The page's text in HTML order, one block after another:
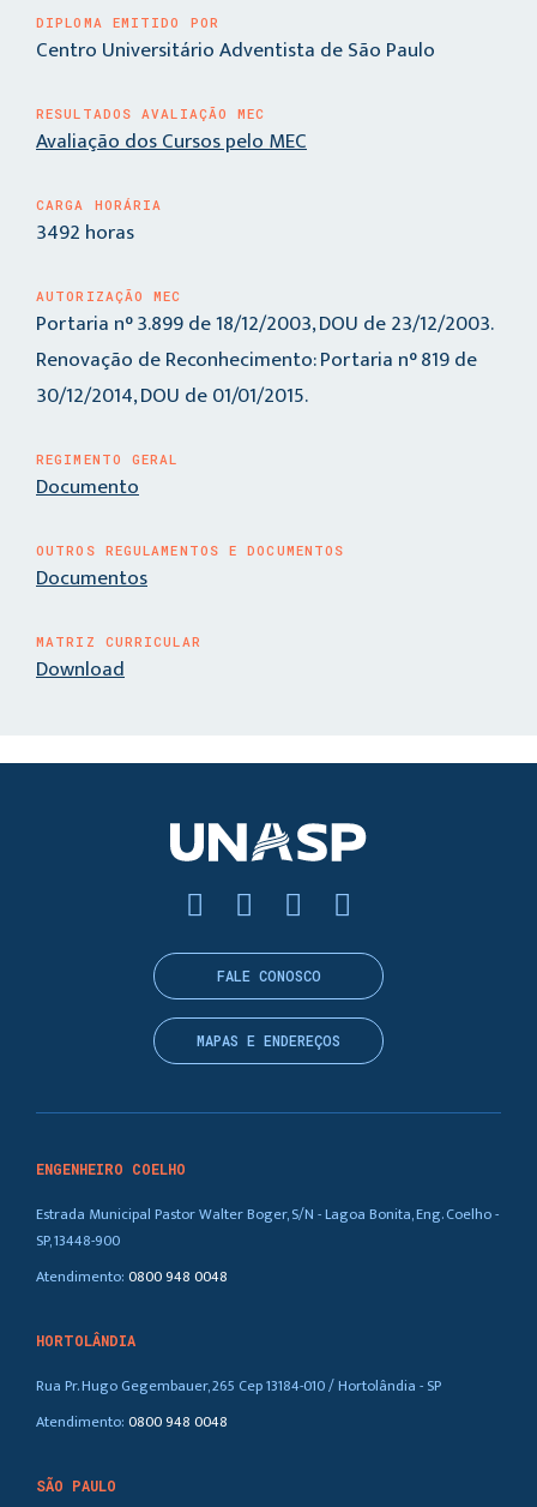
DIPLOMA EMITIDO POR
Centro Universitário Adventista de São Paulo
RESULTADOS AVALIAÇÃO MEC
Avaliação dos Cursos pelo MEC
CARGA HORÁRIA
3492 horas
AUTORIZAÇÃO MEC
Portaria n° 3.899 de 18/12/2003, DOU de 23/12/2003.
Renovação de Reconhecimento: Portaria n° 819 de
30/12/2014, DOU de 01/01/2015.
REGIMENTO GERAL
Documento
OUTROS REGULAMENTOS E DOCUMENTOS
Documentos
MATRIZ CURRICULAR
Download
ENGENHEIRO COELHO
Estrada Municipal Pastor Walter Boger, S/N - Lagoa Bonita, Eng. Coelho -
SP, 13448-900
Atendimento:0800 948 0048
HORTOLÂNDIA
Rua Pr. Hugo Gegembauer, 265 Cep 13184-010 / Hortolândia - SP
Atendimento:0800 948 0048
SÃO PAULO
FALE CONOSCO
MAPAS E ENDEREÇOS